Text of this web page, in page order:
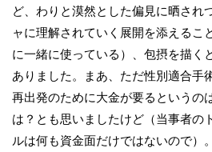
ど、わりと漠然とした偏見に晒され
ャに理解されていく展開を添えるこ
に一緒に使っている）、包摂を描く
ありました。まあ、ただ性別適合手
再出発のために大金が要るというの
は？とも思いましたけど（当事者の
ルは何も資金面だけではないので）。